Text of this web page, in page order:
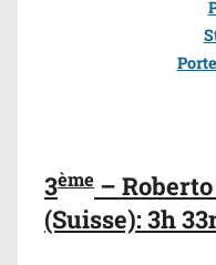
3ème –
(Suisse): 3h